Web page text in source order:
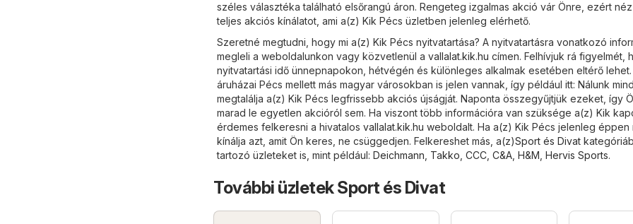
széles választéka található elsőrangú áron. Rengeteg izgalmas akció vár Önre, ezért
teljes akciós kínálatot, ami a(z) Kik Pécs üzletben jelenleg elérhető.
Szeretné megtudni, hogy mi a(z) Kik Pécs nyitvatartása? A nyitvatartásra vonatkozó
megleli a weboldalunkon vagy közvetlenül a vallalat.kik.hu címen. Felhívjuk rá figyelmét,
nyitvatartási idő ünnepnapokon, hétvégén és különleges alkalmak esetében eltérő
áruházai Pécs mellett más magyar városokban is jelen vannak, így például itt: Nálunk
megtalálja a(z) Kik Pécs legfrissebb akciós újságját. Naponta összegyűjtjük ezeket, így
marad le egyetlen akcióról sem. Ha viszont több információra van szüksége a(z) Kik
érdemes felkeresni a hivatalos vallalat.kik.hu weboldalt. Ha a(z) Kik Pécs jelenleg éppen
kínálja azt, amit Ön keres, ne csüggedjen. Felkereshet más, a(z)Sport és Divat
tartozó üzleteket is, mint például: Deichmann Takko CCC C&A H&M Hervis Sports.
További üzletek Sport és Divat